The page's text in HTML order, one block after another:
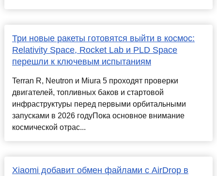
Три новые ракеты готовятся выйти в космос:
Relativity Space, Rocket Lab и PLD Space
перешли к ключевым испытаниям
Terran R, Neutron и Miura 5 проходят проверки
двигателей, топливных баков и стартовой
инфраструктуры перед первыми орбитальными
запусками в 2026 годуПока основное внимание
космической отрас...
Xiaomi добавит обмен файлами с AirDrop в